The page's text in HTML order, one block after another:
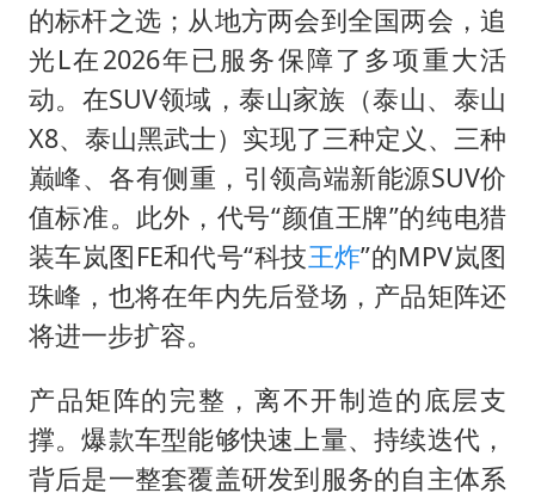
的标杆之选；从地方两会到全国两会，追
光L在2026年已服务保障了多项重大活
动。在SUV领域，泰山家族（泰山、泰山
X8、泰山黑武士）实现了三种定义、三种
巅峰、各有侧重，引领高端新能源SUV价
值标准。此外，代号“颜值王牌”的纯电猎
装车岚图FE和代号“科技王炸”的MPV岚图
珠峰，也将在年内先后登场，产品矩阵还
将进一步扩容。
产品矩阵的完整，离不开制造的底层支
撑。爆款车型能够快速上量、持续迭代，
背后是一整套覆盖研发到服务的自主体系